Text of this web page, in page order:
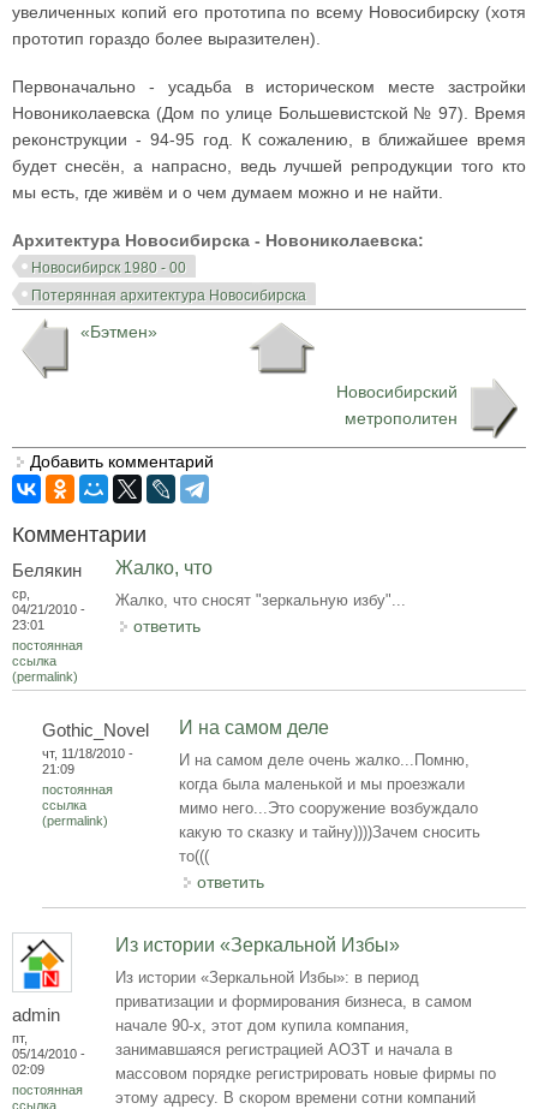
увеличенных копий его прототипа по всему Новосибирску (хотя
прототип гораздо более выразителен).
Первоначально - усадьба в историческом месте застройки
Новониколаевска (Дом по улице Большевистской № 97). Время
реконструкции - 94-95 год. К сожалению, в ближайшее время
будет снесён, а напрасно, ведь лучшей репродукции того кто
мы есть, где живём и о чем думаем можно и не найти.
Архитектура Новосибирска - Новониколаевска:
Новосибирск 1980 - 00
Потерянная архитектура Новосибирска
«Бэтмен»
Новосибирский
метрополитен
Добавить комментарий
Комментарии
Белякин
ср,
04/21/2010 -
23:01
постоянная
ссылка
(permalink)
Жалко, что
Жалко, что сносят "зеркальную избу"...
ответить
Gothic_Novel
чт, 11/18/2010 -
21:09
постоянная
ссылка
(permalink)
И на самом деле
И на самом деле очень жалко...Помню,
когда была маленькой и мы проезжали
мимо него...Это сооружение возбуждало
какую то сказку и тайну))))Зачем сносить
то(((
ответить
admin
пт,
05/14/2010 -
02:09
постоянная
ссылка
Из истории «Зеркальной Избы»
Из истории «Зеркальной Избы»: в период
приватизации и формирования бизнеса, в самом
начале 90-х, этот дом купила компания,
занимавшаяся регистрацией АОЗТ и начала в
массовом порядке регистрировать новые фирмы по
этому адресу. В скором времени сотни компаний